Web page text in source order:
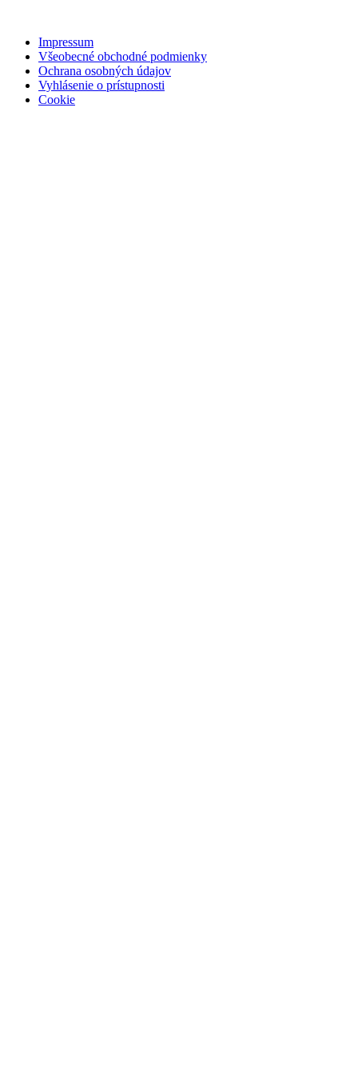
Impressum
Všeobecné obchodné podmienky
Ochrana osobných údajov
Vyhlásenie o prístupnosti
Cookie